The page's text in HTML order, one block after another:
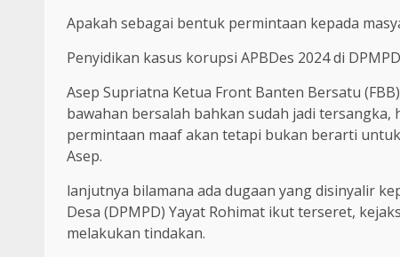
Apakah sebagai bentuk permintaan kepada
Penyidikan kasus korupsi APBDes 2024 di
Asep Supriatna Ketua Front Banten Bersatu
bawahan bersalah bahkan sudah jadi
permintaan maaf akan tetapi bukan berarti
Asep.
lanjutnya bilamana ada dugaan yang disinyalir
Desa (DPMPD) Yayat Rohimat ikut terseret,
melakukan tindakan.